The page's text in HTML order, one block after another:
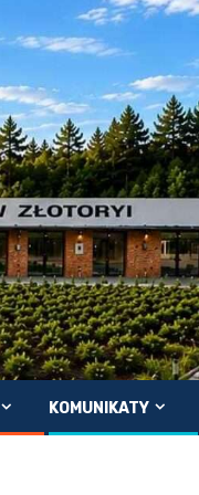
KOMUNIKATY